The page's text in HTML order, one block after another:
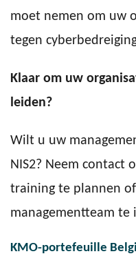
moet nemen om uw
tegen
Klaar om uw
leiden?
Wilt u uw
NIS2? Neem contact
training te plannen of
managementteam te
KMO-portefeuille